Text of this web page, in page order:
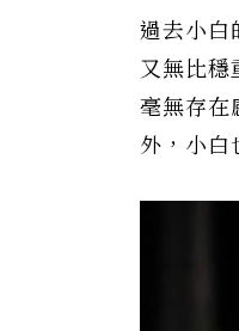
過去小白
又無比穩
毫無存在
外，小白